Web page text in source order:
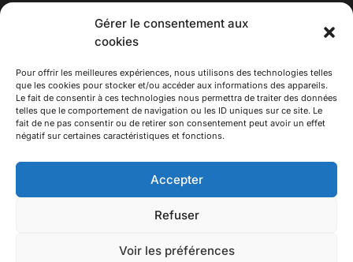
Gérer le consentement aux
cookies
Pour offrir les meilleures expériences, nous utilisons des technologies telles
que les cookies pour stocker et/ou accéder aux informations des appareils.
Le fait de consentir à ces technologies nous permettra de traiter des données
telles que le comportement de navigation ou les ID uniques sur ce site. Le
fait de ne pas consentir ou de retirer son consentement peut avoir un effet
négatif sur certaines caractéristiques et fonctions.
Accepter
Refuser
Voir les préférences
Téléphone : 04 78 53 06 40
maisondesculturesasiatiques@asiexpo.com
Tous droits réservés.